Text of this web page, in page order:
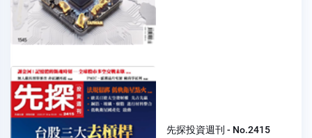
先探投資週刊 - No.2415